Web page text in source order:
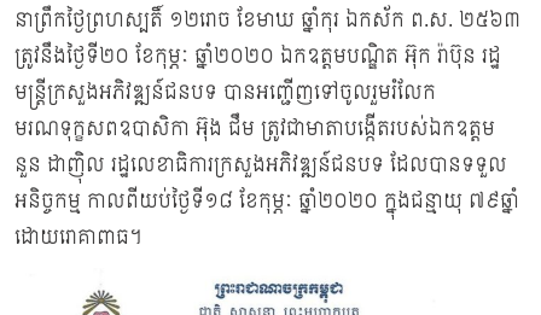
នាព្រឹកថ្ងៃព្រហស្បតិ៍ ១២រោច ខែមាឃ ឆ្នាំកុរ ឯកស័ក ព.ស. ២៥៦៣
ត្រូវនឹងថ្ងៃទី២០ ខែកុម្ភៈ ឆ្នាំ២០២០ ឯកឧត្តមបណ្ឌិត អ៊ុក រ៉ាប៊ុន រដ្ឋ
មន្ត្រីក្រសួងអភិវឌ្ឍន៍ជនបទ បានអញ្ជើញទៅចូលរួមរំលែក
មរណទុក្ខសពឧបាសិកា អ៊ុង ជឹម ត្រូវជាមាតាបង្កើតរបស់ឯកឧត្តម
នួន ដាញ៉ិល រដ្ឋលេខាធិការក្រសួងអភិវឌ្ឍន៍ជនបទ ដែលបានទទួល
អនិច្ចកម្ម កាលពីយប់ថ្ងៃទី១៨ ខែកុម្ភៈ ឆ្នាំ២០២០ ក្នុងជន្មាយុ ៧៩ឆ្នាំ
ដោយរោគាពាធ។